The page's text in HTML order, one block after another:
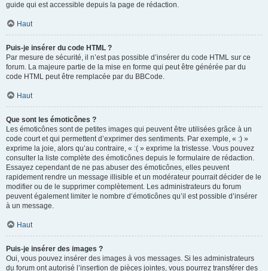
guide qui est accessible depuis la page de rédaction.
Haut
Puis-je insérer du code HTML ?
Par mesure de sécurité, il n’est pas possible d’insérer du code HTML sur ce
forum. La majeure partie de la mise en forme qui peut être générée par du
code HTML peut être remplacée par du BBCode.
Haut
Que sont les émoticônes ?
Les émoticônes sont de petites images qui peuvent être utilisées grâce à un
code court et qui permettent d’exprimer des sentiments. Par exemple, « :) »
exprime la joie, alors qu’au contraire, « :( » exprime la tristesse. Vous pouvez
consulter la liste complète des émoticônes depuis le formulaire de rédaction.
Essayez cependant de ne pas abuser des émoticônes, elles peuvent
rapidement rendre un message illisible et un modérateur pourrait décider de le
modifier ou de le supprimer complètement. Les administrateurs du forum
peuvent également limiter le nombre d’émoticônes qu’il est possible d’insérer
à un message.
Haut
Puis-je insérer des images ?
Oui, vous pouvez insérer des images à vos messages. Si les administrateurs
du forum ont autorisé l’insertion de pièces jointes, vous pourrez transférer des